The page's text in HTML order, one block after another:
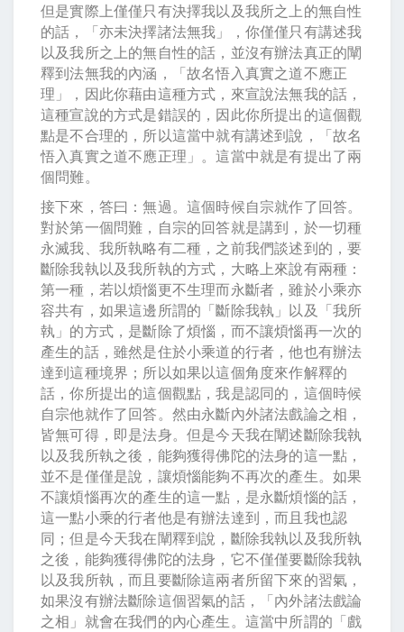
但是實際上僅僅只有決擇我以及我所之上的無自性
的話，「亦未決擇諸法無我」，你僅僅只有講述我
以及我所之上的無自性的話，並沒有辦法真正的闡
釋到法無我的內涵，「故名悟入真實之道不應正
理」，因此你藉由這種方式，來宣說法無我的話，
這種宣說的方式是錯誤的，因此你所提出的這個觀
點是不合理的，所以這當中就有講述到說，「故名
悟入真實之道不應正理」。這當中就是有提出了兩
個問難。
接下來，答曰：無過。這個時候自宗就作了回答。
對於第一個問難，自宗的回答就是講到，於一切種
永滅我、我所執略有二種，之前我們談述到的，要
斷除我執以及我所執的方式，大略上來說有兩種：
第一種，若以煩惱更不生理而永斷者，雖於小乘亦
容共有，如果這邊所謂的「斷除我執」以及「我所
執」的方式，是斷除了煩惱，而不讓煩惱再一次的
產生的話，雖然是住於小乘道的行者，他也有辦法
達到這種境界；所以如果以這個角度來作解釋的
話，你所提出的這個觀點，我是認同的，這個時候
自宗他就作了回答。然由永斷內外諸法戲論之相，
皆無可得，即是法身。但是今天我在闡述斷除我執
以及我所執之後，能夠獲得佛陀的法身的這一點，
並不是僅僅是說，讓煩惱能夠不再次的產生。如果
不讓煩惱再次的產生的這一點，是永斷煩惱的話，
這一點小乘的行者他是有辦法達到，而且我也認
同；但是今天我在闡釋到說，斷除我執以及我所執
之後，能夠獲得佛陀的法身，它不僅僅要斷除我執
以及我所執，而且要斷除這兩者所留下來的習氣，
如果沒有辦法斷除這個習氣的話，「內外諸法戲論
之相」就會在我們的內心產生。這當中所謂的「戲